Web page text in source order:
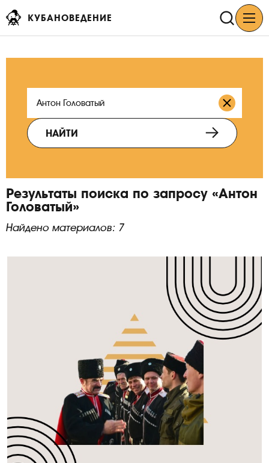
КУБАНОВЕДЕНИЕ
НАЙТИ
Результаты поиска по запросу «Антон
Головатый»
Найдено материалов: 7